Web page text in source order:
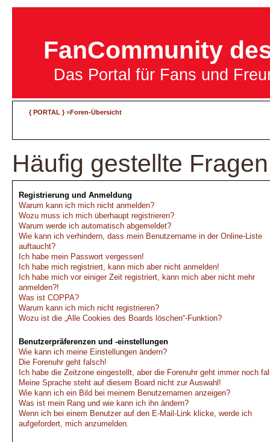
FanCommunity
Das Portal für Fans und
{ PORTAL }»Foren-Übersicht
Häufig gestellte Fragen
Registrierung und Anmeldung
Warum kann ich mich nicht anmelden?
Wozu muss ich mich überhaupt registrieren?
Warum werde ich automatisch abgemeldet?
Wie kann ich verhindern, dass mein Benutzername in der Online-Liste
auftaucht?
Ich habe mein Passwort vergessen!
Ich habe mich registriert, kann mich aber nicht anmelden!
Ich habe mich vor einiger Zeit registriert, kann mich aber nicht mehr
anmelden?!
Was ist COPPA?
Warum kann ich mich nicht registrieren?
Wozu ist die „Alle Cookies des Boards löschen“-Funktion?
Benutzerpräferenzen und -einstellungen
Wie kann ich meine Einstellungen ändern?
Die Forenuhr geht falsch!
Ich habe die Zeitzone eingestellt, aber die Forenuhr geht immer noch
Meine Sprache steht auf diesem Board nicht zur Auswahl!
Wie kann ich ein Bild bei meinem Benutzernamen anzeigen?
Was ist mein Rang und wie kann ich ihn ändern?
Wenn ich bei einem Benutzer auf den E-Mail-Link klicke, werde ich
aufgefordert, mich anzumelden.